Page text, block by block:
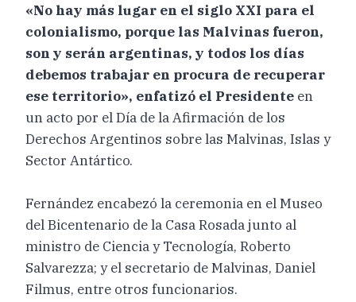
«No hay más lugar en el siglo XXI para el
colonialismo, porque las Malvinas fueron,
son y serán argentinas, y todos los días
debemos trabajar en procura de recuperar
ese territorio», enfatizó el Presidente en
un acto por el Día de la Afirmación de los
Derechos Argentinos sobre las Malvinas, Islas y
Sector Antártico.
Fernández encabezó la ceremonia en el Museo
del Bicentenario de la Casa Rosada junto al
ministro de Ciencia y Tecnología, Roberto
Salvarezza; y el secretario de Malvinas, Daniel
Filmus, entre otros funcionarios.